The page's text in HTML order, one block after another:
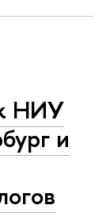
НИУ
и